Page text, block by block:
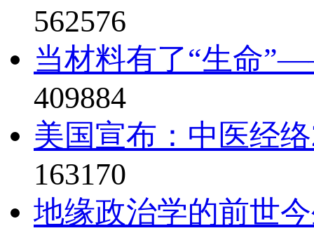
562576
当材料有了“生命
409884
美国宣布：中医经
163170
地缘政治学的前世